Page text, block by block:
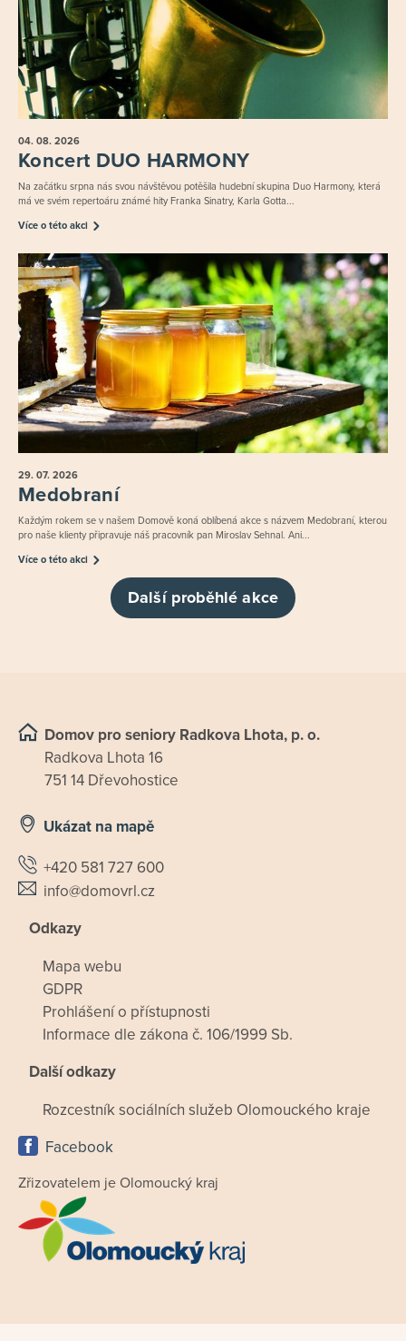
04. 08. 2026
Koncert DUO HARMONY
Na začátku srpna nás svou návštěvou potěšila hudební skupina Duo Harmony, která
má ve svém repertoáru známé hity Franka Sinatry, Karla Gotta...
Více o této akci
29. 07. 2026
Medobraní
Každým rokem se v našem Domově koná oblíbená akce s názvem Medobraní, kterou
pro naše klienty připravuje náš pracovník pan Miroslav Sehnal. Ani...
Více o této akci
Další proběhlé akce
Domov pro seniory Radkova Lhota, p. o.
Radkova Lhota 16
751 14 Dřevohostice
Ukázat na mapě
+420 581 727 600
info@domovrl.cz
Odkazy
Mapa webu
GDPR
Prohlášení o přístupnosti
Informace dle zákona č. 106/1999 Sb.
Další odkazy
Rozcestník sociálních služeb Olomouckého kraje
Facebook
Zřizovatelem je Olomoucký kraj